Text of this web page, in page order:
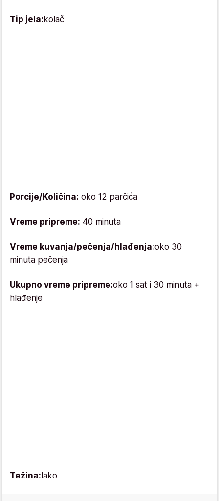
Tip jela:kolač
Porcije/Količina: oko 12 parčića
Vreme pripreme: 40 minuta
Vreme kuvanja/pečenja/hlađenja:oko 30
minuta pečenja
Ukupno vreme pripreme:oko 1 sat i 30 minuta +
hlađenje
Težina:lako